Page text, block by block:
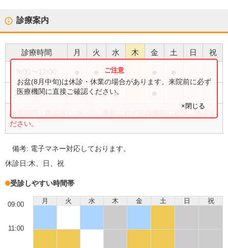
診療案内
診療時間 月 火 水 木 金 土 日 祝
●
15:00〜18:00 ● ● ●
診療時間・内容等について、事前に必ず医療機関に直接ご確認く
ださい。
お盆(8月中旬)は休診・休業の場合があります。来院前に必ず
医療機関に直接ご確認ください。
×閉じる
備考: 電子マネー対応しております。
休診日:木、日、祝
受診しやすい時間帯
月 火 水 木 金 土 日 祝
09:00
11:00